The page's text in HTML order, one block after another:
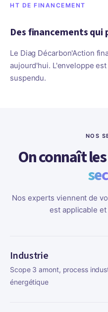
HT DE FINANCEMENT
Des financements
Le Diag Décarbon'Action
aujourd'hui. L'enveloppe
suspendu.
NOS
On connaît
Nos experts viennent de
est applicable
Industrie
Scope 3 amont, process
énergétique